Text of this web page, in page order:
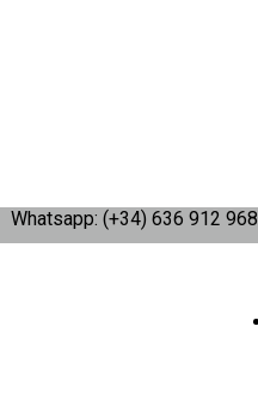
Whatsapp: (+34) 636 912 968